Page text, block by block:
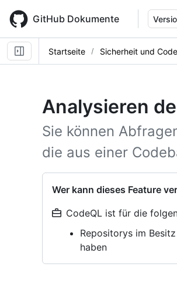
main
content
GitHub Dokumente
Startseite Sicherheit und
Analysieren
Sie können
die aus einer
Wer kann dieses Feature
CodeQL ist für die
Repositorys im
haben